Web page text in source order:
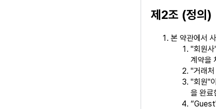
제2조 (정의)
본 약관에서
"회원
계약을
"거래
"회원"
을 완료